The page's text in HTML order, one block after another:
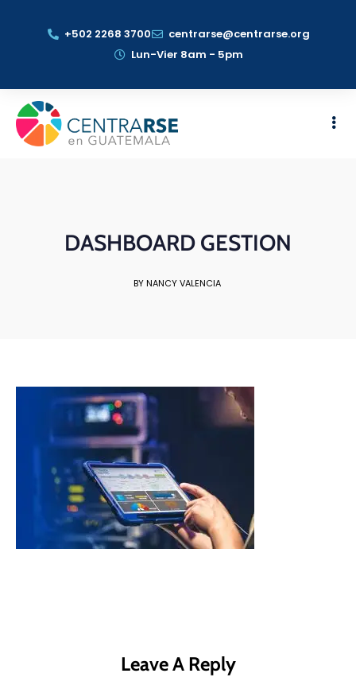
+502 2268 3700
centrarse@centrarse.org
Lun-Vier 8am - 5pm
DASHBOARD GESTION
BY NANCY VALENCIA
Leave A Reply